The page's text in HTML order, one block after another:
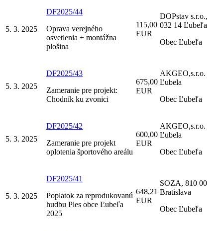
5. 3. 2025
DF2025/44
Oprava verejného
osvetlenia + montážna
plošina
115,00
EUR
DOPstav s.r.o.,
032 14 Ľubeľa
Obec Ľubeľa
5. 3. 2025
DF2025/43
Zameranie pre projekt:
Chodník ku zvonici
675,00
EUR
AKGEO,s.r.o.
Ľubela
Obec Ľubeľa
5. 3. 2025
DF2025/42
Zameranie pre projekt
oplotenia športového areálu
600,00
EUR
AKGEO,s.r.o.
Ľubela
Obec Ľubeľa
5. 3. 2025
DF2025/41
Poplatok za reprodukovanú
hudbu Ples obce Ľubeľa
2025
648,21
EUR
SOZA, 810 00
Bratislava
Obec Ľubeľa